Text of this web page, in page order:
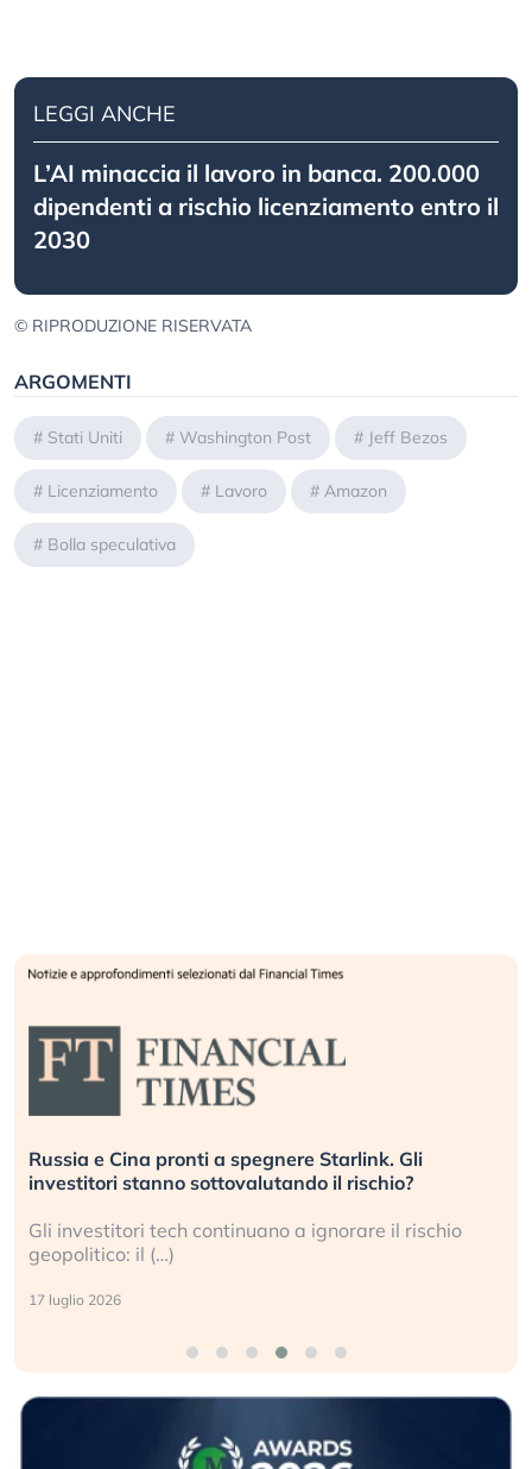
LEGGI ANCHE
L’AI minaccia il lavoro in banca. 200.000
dipendenti a rischio licenziamento entro il
2030
© RIPRODUZIONE RISERVATA
ARGOMENTI
# Stati Uniti # Washington Post # Jeff Bezos
# Licenziamento # Lavoro # Amazon
# Bolla speculativa
La grande operazione di insabbiamento sui data
center per l’AI, spiegata sul Financial Times
Le regole sulla trasparenza sembrano non valere per
i data center e le big (…)
9 luglio 2026